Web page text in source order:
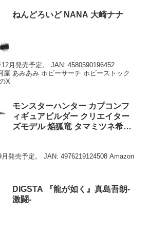
ねんどろいど NANA 大崎ナナ
月発売予定。 JAN: 4580590196452
屋 あみあみ ホビーサーチ ホビーストック
X
モンスターハンター カプコンフ
ィギュアビルダー クリエイター
ズモデル 焔狐竜 タマミツネ希少
発売予定。 JAN: 4976219124508 Amazon
DIGSTA 『龍が如く』真島吾朗-
激闘-